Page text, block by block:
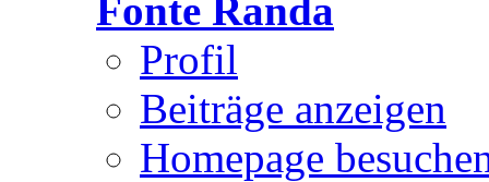
Fonte Randa
Profil
Beiträge anzeigen
Homepage